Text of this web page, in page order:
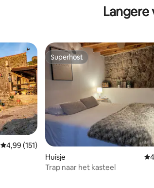
Gemiddelde beoordeling van 4,99 op 5, 151
4,99 (151)
Superhost
Superhost
Huisje
Trap naar het kasteel